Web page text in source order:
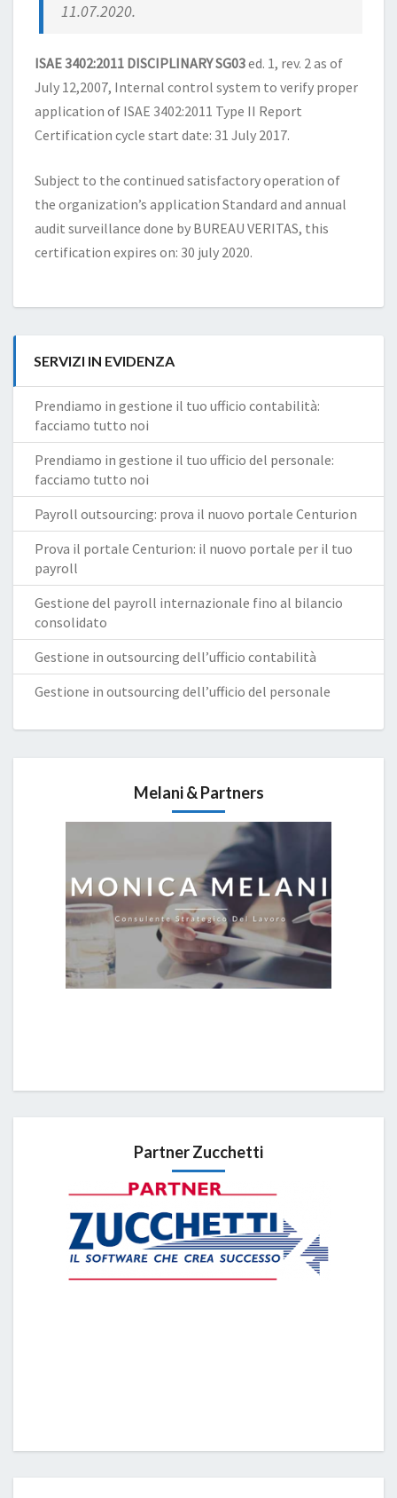
11.07.2020.
ISAE 3402:2011 DISCIPLINARY SG03ed. 1, rev. 2 as of
July 12,2007, Internal control system to verify proper
application of ISAE 3402:2011 Type II Report
Certification cycle start date: 31 July 2017.
Subject to the continued satisfactory operation of
the organization’s application Standard and annual
audit surveillance done by BUREAU VERITAS, this
certification expires on: 30 july 2020.
SERVIZI IN EVIDENZA
Prendiamo in gestione il tuo ufficio contabilità:
facciamo tutto noi
Prendiamo in gestione il tuo ufficio del personale:
facciamo tutto noi
Payroll outsourcing: prova il nuovo portale Centurion
Prova il portale Centurion: il nuovo portale per il tuo
payroll
Gestione del payroll internazionale fino al bilancio
consolidato
Gestione in outsourcing dell’ufficio contabilità
Gestione in outsourcing dell’ufficio del personale
Melani & Partners
Partner Zucchetti